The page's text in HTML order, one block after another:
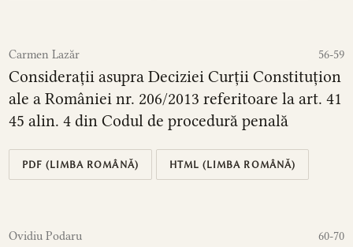
Carmen Lazăr 56-59
Considerații asupra Deciziei Curții Constituțion
ale a României nr. 206/2013 referitoare la art. 41
45 alin. 4 din Codul de procedură penală
PDF (LIMBA ROMÂNĂ) HTML (LIMBA ROMÂNĂ)
Ovidiu Podaru 60-70